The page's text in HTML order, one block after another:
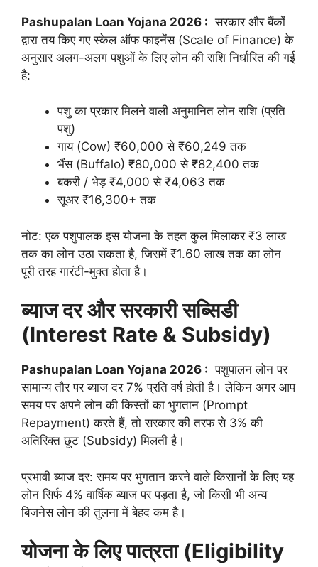
Pashupalan Loan Yojana 2026 : सरकार और बैंकों
द्वारा तय किए गए स्केल ऑफ फाइनेंस (Scale of Finance) के
अनुसार अलग-अलग पशुओं के लिए लोन की राशि निर्धारित की गई
है:
पशु का प्रकार मिलने वाली अनुमानित लोन राशि (प्रति
पशु)
गाय (Cow) ₹60,000 से ₹60,249 तक
भैंस (Buffalo) ₹80,000 से ₹82,400 तक
बकरी / भेड़ ₹4,000 से ₹4,063 तक
सूअर ₹16,300+ तक
नोट: एक पशुपालक इस योजना के तहत कुल मिलाकर ₹3 लाख
तक का लोन उठा सकता है, जिसमें ₹1.60 लाख तक का लोन
पूरी तरह गारंटी-मुक्त होता है।
ब्याज दर और सरकारी सब्सिडी
(Interest Rate & Subsidy)
Pashupalan Loan Yojana 2026 : पशुपालन लोन पर
सामान्य तौर पर ब्याज दर 7% प्रति वर्ष होती है। लेकिन अगर आप
समय पर अपने लोन की किस्तों का भुगतान (Prompt
Repayment) करते हैं, तो सरकार की तरफ से 3% की
अतिरिक्त छूट (Subsidy) मिलती है।
प्रभावी ब्याज दर: समय पर भुगतान करने वाले किसानों के लिए यह
लोन सिर्फ 4% वार्षिक ब्याज पर पड़ता है, जो किसी भी अन्य
बिजनेस लोन की तुलना में बेहद कम है।
योजना के लिए पात्रता (Eligibility